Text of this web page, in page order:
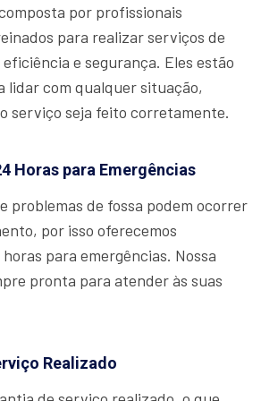
por profissionais
para realizar serviços de
e segurança. Eles estão
lidar com qualquer situação,
serviço seja feito corretamente.
Horas para Emergências
problemas de fossa podem ocorrer
por isso oferecemos
para emergências. Nossa
pronta para atender às suas
Realizado